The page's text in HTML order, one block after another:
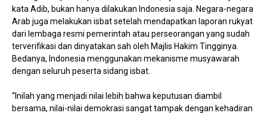
kata Adib, bukan hanya dilakukan Indonesia saja. Negara-negara
Arab juga melakukan isbat setelah mendapatkan laporan rukyat
dari lembaga resmi pemerintah atau perseorangan yang sudah
terverifikasi dan dinyatakan sah oleh Majlis Hakim Tingginya.
Bedanya, Indonesia menggunakan mekanisme musyawarah
dengan seluruh peserta sidang isbat.
“Inilah yang menjadi nilai lebih bahwa keputusan diambil
bersama, nilai-nilai demokrasi sangat tampak dengan kehadiran